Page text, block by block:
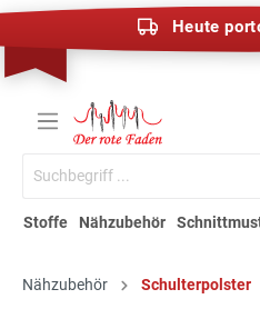
Heute
Stoffe Nähzubehör
Nähzubehör Schulterpolster